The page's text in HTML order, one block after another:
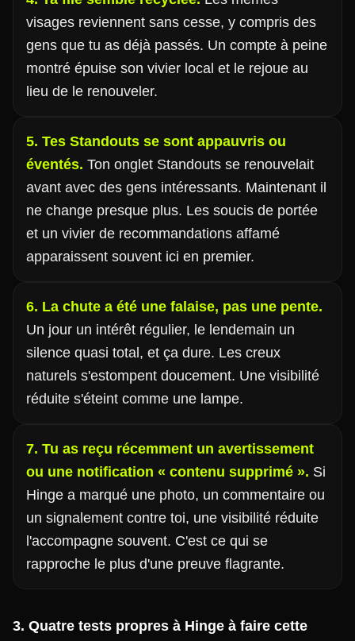
visages reviennent sans cesse, y compris des
gens que tu as déjà passés. Un compte à peine
montré épuise son vivier local et le rejoue au
lieu de le renouveler.
5. Tes Standouts se sont appauvris ou
éventés. Ton onglet Standouts se renouvelait
avant avec des gens intéressants. Maintenant il
ne change presque plus. Les soucis de portée
et un vivier de recommandations affamé
apparaissent souvent ici en premier.
6. La chute a été une falaise, pas une pente.
Un jour un intérêt régulier, le lendemain un
silence quasi total, et ça dure. Les creux
naturels s'estompent doucement. Une visibilité
réduite s'éteint comme une lampe.
7. Tu as reçu récemment un avertissement
ou une notification « contenu supprimé ». Si
Hinge a marqué une photo, un commentaire ou
un signalement contre toi, une visibilité réduite
l'accompagne souvent. C'est ce qui se
rapproche le plus d'une preuve flagrante.
3. Quatre tests propres à Hinge à faire cette